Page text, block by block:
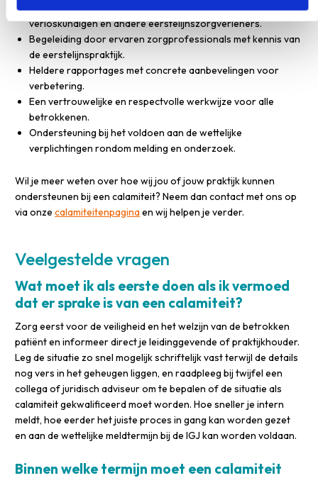
Onafhankelijkecalamiteitenonderzoekenvoor huisartsen,
verloskundigen en andere eerstelijnszorgverleners.
Begeleiding door ervaren zorgprofessionals met kennis van
de eerstelijnspraktijk.
Heldere rapportages met concrete aanbevelingen voor
verbetering.
Een vertrouwelijke en respectvolle werkwijze voor alle
betrokkenen.
Ondersteuning bij het voldoen aan de wettelijke
verplichtingen rondom melding en onderzoek.
Wil je meer weten over hoe wij jou of jouw praktijk kunnen
ondersteunen bij een calamiteit? Neem dan contact met ons op
via onzecalamiteitenpaginaen wij helpen je verder.
Veelgestelde vragen
Wat moet ik als eerste doen als ik vermoed
dat er sprake is van een calamiteit?
Zorg eerst voor de veiligheid en het welzijn van de betrokken
patiënt en informeer direct je leidinggevende of praktijkhouder.
Leg de situatie zo snel mogelijk schriftelijk vast terwijl de details
nog vers in het geheugen liggen, en raadpleeg bij twijfel een
collega of juridisch adviseur om te bepalen of de situatie als
calamiteit gekwalificeerd moet worden. Hoe sneller je intern
meldt, hoe eerder het juiste proces in gang kan worden gezet
en aan de wettelijke meldtermijn bij de IGJ kan worden voldaan.
Binnen welke termijn moet een calamiteit